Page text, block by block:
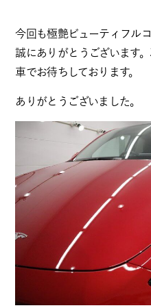
今回も極艶ビューティフル
誠にありがとうございます
車でお待ちしております。
ありがとうございました。